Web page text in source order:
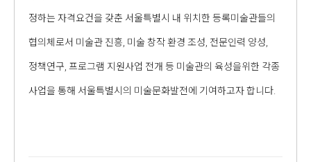
정하는 자격요건을 갖춘 서울특별시 내 위치한 등록미술관들의
협의체로서 미술관 진흥, 미술 창작 환경 조성, 전문인력 양성,
정책연구, 프로그램 지원사업 전개 등 미술관의 육성을위한 각종
사업을 통해 서울특별시의 미술문화발전에 기여하고자 합니다.